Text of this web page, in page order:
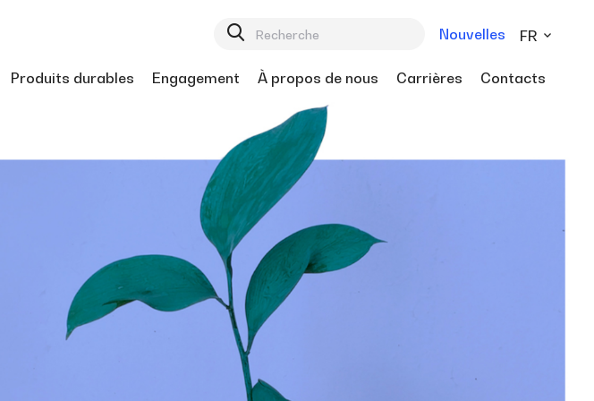
Nouvelles FR
Produits durables Engagement À propos de nous Carrières Contacts